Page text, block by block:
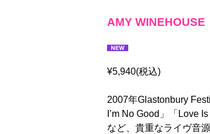
AMY WINEHOUSE
¥5,940(税込)
2007年Glastonbury
I’m No Good」「Love
など、貴重なライヴ音